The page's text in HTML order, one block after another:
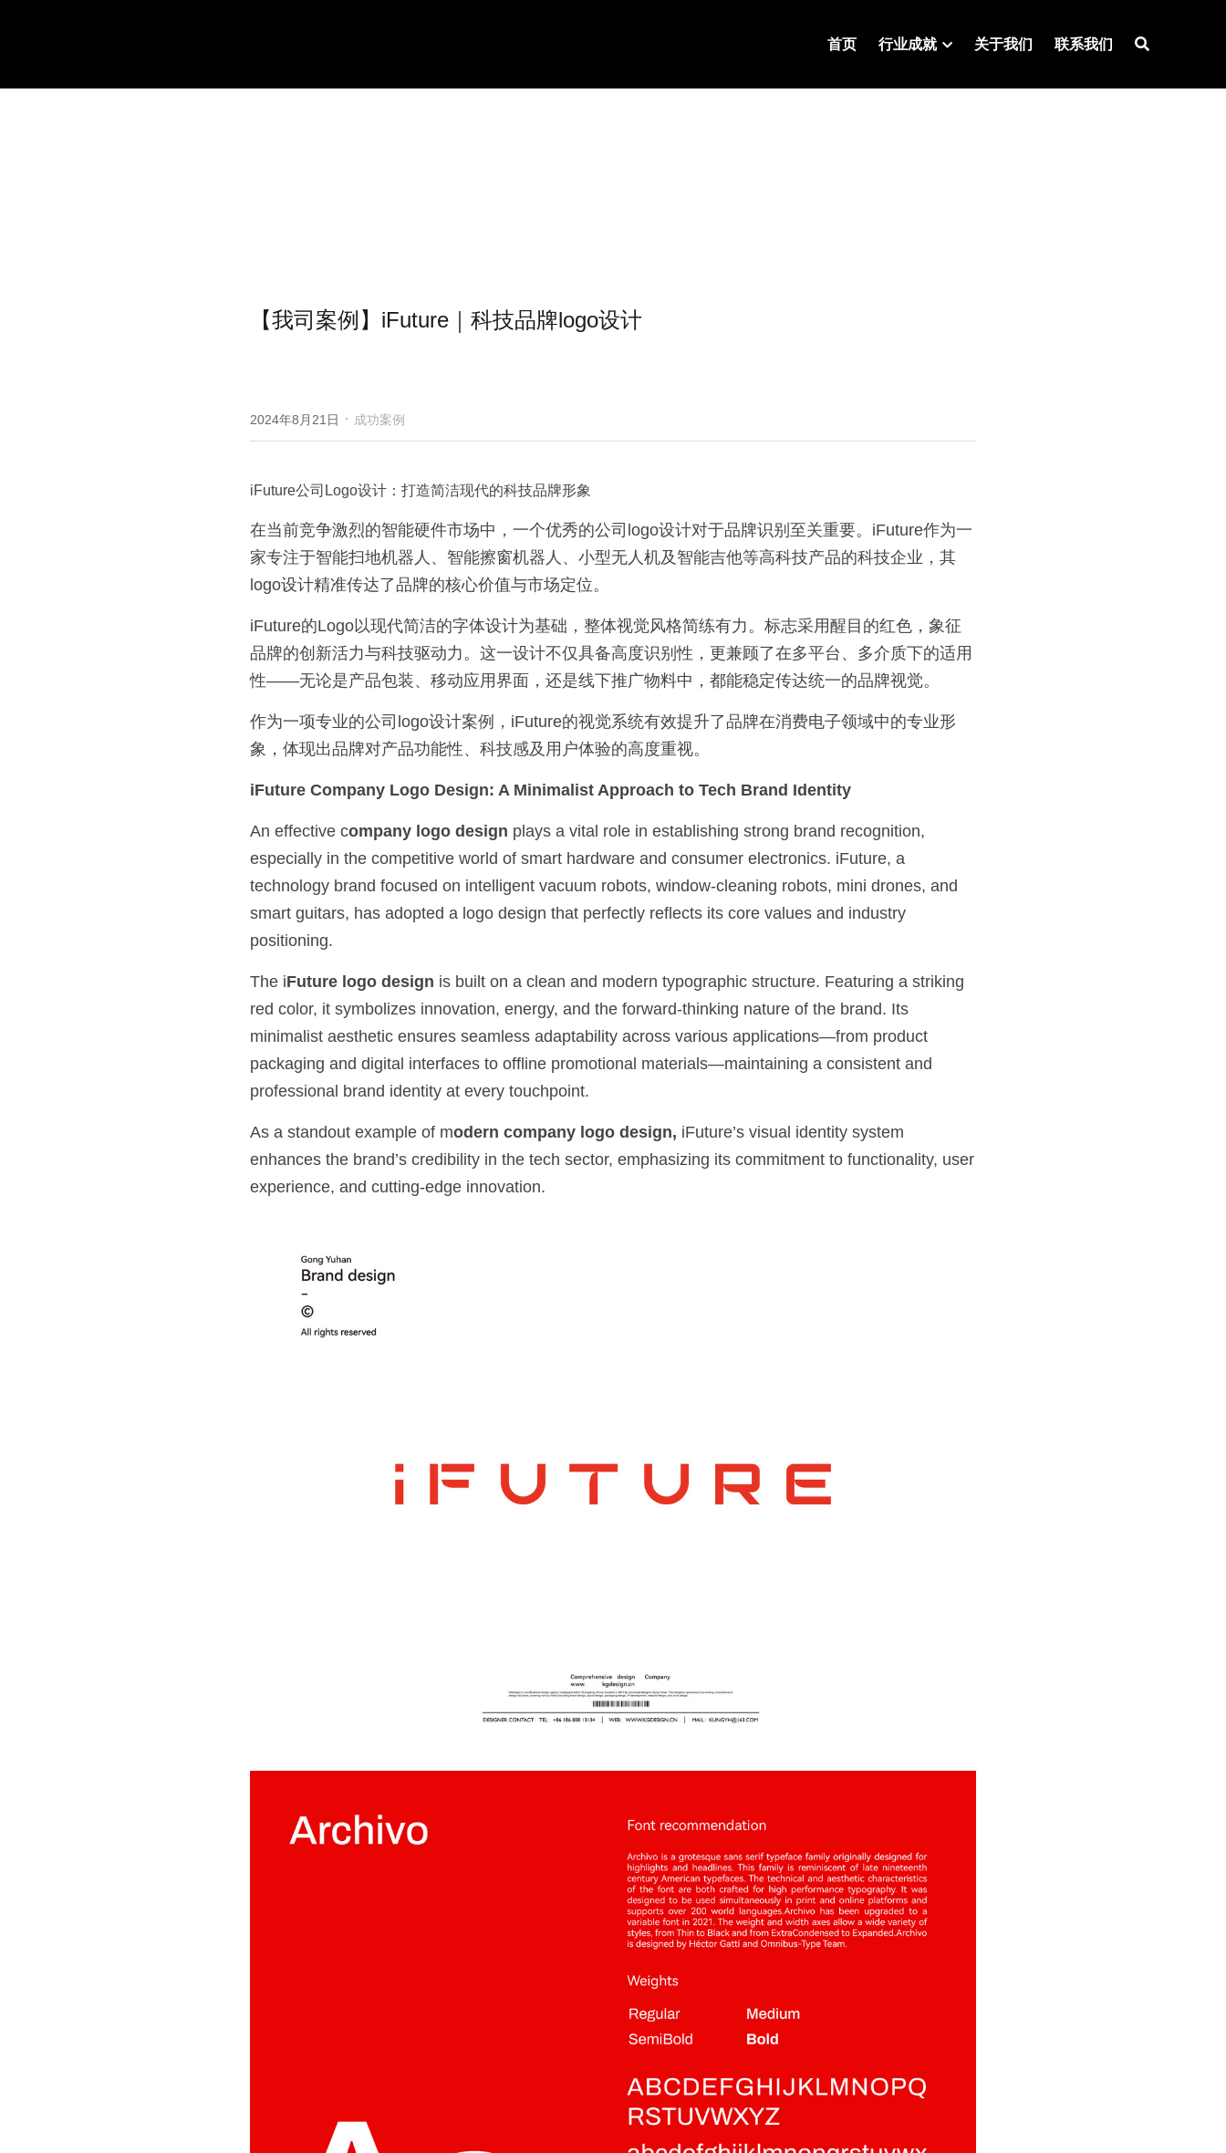
首页 行业成就 关于我们 联系我们
【我司案例】iFuture｜科技品牌logo设计
2024年8月21日 · 成功案例
iFuture公司Logo设计：打造简洁现代的科技品牌形象
在当前竞争激烈的智能硬件市场中，一个优秀的公司logo设计对于品牌识别至关重要。iFuture作为一
家专注于智能扫地机器人、智能擦窗机器人、小型无人机及智能吉他等高科技产品的科技企业，其
logo设计精准传达了品牌的核心价值与市场定位。
iFuture的Logo以现代简洁的字体设计为基础，整体视觉风格简练有力。标志采用醒目的红色，象征
品牌的创新活力与科技驱动力。这一设计不仅具备高度识别性，更兼顾了在多平台、多介质下的适用
性——无论是产品包装、移动应用界面，还是线下推广物料中，都能稳定传达统一的品牌视觉。
作为一项专业的公司logo设计案例，iFuture的视觉系统有效提升了品牌在消费电子领域中的专业形
象，体现出品牌对产品功能性、科技感及用户体验的高度重视。
iFuture Company Logo Design: A Minimalist Approach to Tech Brand Identity
An effective company logo design plays a vital role in establishing strong brand recognition,
especially in the competitive world of smart hardware and consumer electronics. iFuture, a
technology brand focused on intelligent vacuum robots, window-cleaning robots, mini drones, and
smart guitars, has adopted a logo design that perfectly reflects its core values and industry
positioning.
The iFuture logo design is built on a clean and modern typographic structure. Featuring a striking
red color, it symbolizes innovation, energy, and the forward-thinking nature of the brand. Its
minimalist aesthetic ensures seamless adaptability across various applications—from product
packaging and digital interfaces to offline promotional materials—maintaining a consistent and
professional brand identity at every touchpoint.
As a standout example of modern company logo design, iFuture’s visual identity system
enhances the brand’s credibility in the tech sector, emphasizing its commitment to functionality, user
experience, and cutting-edge innovation.